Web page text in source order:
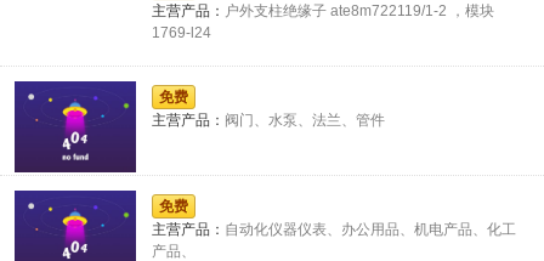
供
应
主营产品： 户外支柱绝缘子 ate8m722119/1-2 ，模块
1769-l24
免费
主营产品： 阀门、水泵、法兰、管件
免费
主营产品： 自动化仪器仪表、办公用品、机电产品、化工
产品、